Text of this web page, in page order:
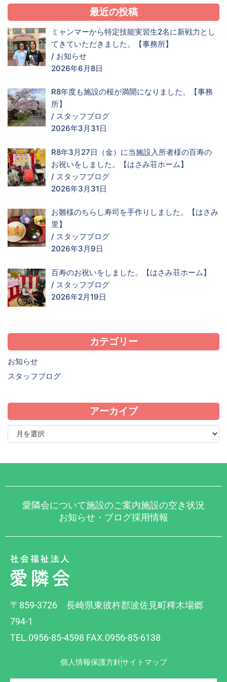
最近の投稿
ミャンマーから特定技能実習生2名に新戦力とし
てきていただきました。【事務所】
/ お知らせ
2026年6月8日
R8年度も施設の桜が満開になりました。【事務
所】
/ スタッフブログ
2026年3月31日
R8年3月27日（金）に当施設入所者様の百寿の
お祝いをしました。【はさみ荘ホーム】
/ スタッフブログ
2026年3月31日
お雛様のちらし寿司を手作りしました。【はさみ
里】
/ スタッフブログ
2026年3月9日
百寿のお祝いをしました。【はさみ荘ホーム】
/ スタッフブログ
2026年2月19日
カテゴリー
お知らせ
スタッフブログ
アーカイブ
愛隣会について施設のご案内施設の空き状況
お知らせ・ブログ採用情報
〒859-3726 長崎県東彼杵郡波佐見町稗木場郷
794-1
TEL.0956-85-4598 FAX.0956-85-6138
個人情報保護方針サイトマップ